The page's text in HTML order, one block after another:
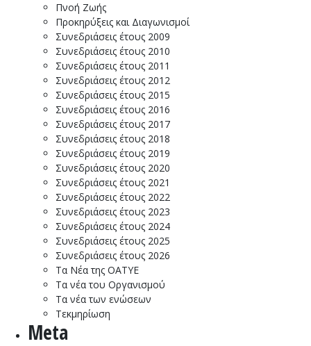
Πνοή Ζωής
Προκηρύξεις και Διαγωνισμοί
Συνεδριάσεις έτους 2009
Συνεδριάσεις έτους 2010
Συνεδριάσεις έτους 2011
Συνεδριάσεις έτους 2012
Συνεδριάσεις έτους 2015
Συνεδριάσεις έτους 2016
Συνεδριάσεις έτους 2017
Συνεδριάσεις έτους 2018
Συνεδριάσεις έτους 2019
Συνεδριάσεις έτους 2020
Συνεδριάσεις έτους 2021
Συνεδριάσεις έτους 2022
Συνεδριάσεις έτους 2023
Συνεδριάσεις έτους 2024
Συνεδριάσεις έτους 2025
Συνεδριάσεις έτους 2026
Τα Νέα της ΟΑΤΥΕ
Τα νέα του Οργανισμού
Τα νέα των ενώσεων
Τεκμηρίωση
Meta